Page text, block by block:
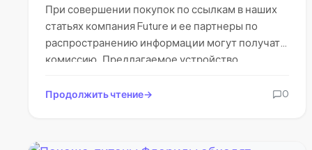
При совершении покупок по ссылкам в наших
статьях компания Future и ее партнеры по
распространению информации могут получать
комиссию. Предлагаемое устройство
Продолжить чтение 0